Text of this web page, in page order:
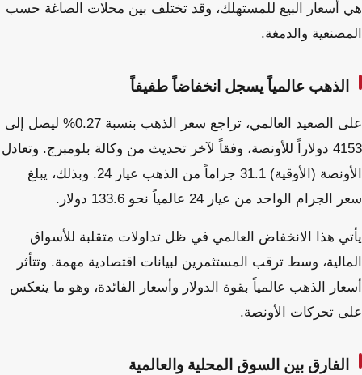
هي أسعار البيع للمستهلك، وقد تختلف بين محلات الصاغة حسب
المصنعية والدمغة.
الذهب عالمياً يسجل انخفاضاً طفيفاً
على الصعيد العالمي، تراجع سعر الذهب بنسبة 0.27% ليصل إلى
4153 دولاراً للأونصة، وفقاً لآخر تحديث من وكالة بلومبرج. وتعادل
الأونصة (الأوقية) 31.1 جراماً من الذهب عيار 24. وبذلك، يبلغ
سعر الجرام الواحد من عيار 24 عالمياً نحو 133.6 دولار.
يأتي هذا الانخفاض العالمي في ظل تداولات متقلبة للأسواق
المالية، وسط ترقب المستثمرين لبيانات اقتصادية مهمة. وتتأثر
أسعار الذهب عالمياً بقوة الدولار وأسعار الفائدة، وهو ما ينعكس
على تحركات الأونصة.
الفارق بين السوق المحلية والعالمية